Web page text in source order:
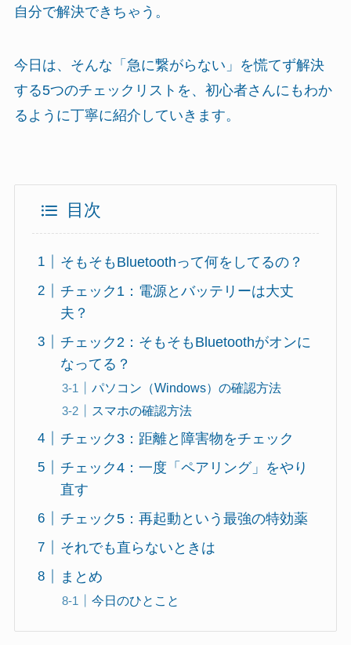
自分で解決できちゃう。
今日は、そんな「急に繋がらない」を慌てず解決
する5つのチェックリストを、初心者さんにもわか
るように丁寧に紹介していきます。
目次
そもそもBluetoothって何をしてるの？
チェック1：電源とバッテリーは大丈
夫？
チェック2：そもそもBluetoothがオンに
なってる？
パソコン（Windows）の確認方法
スマホの確認方法
チェック3：距離と障害物をチェック
チェック4：一度「ペアリング」をやり
直す
チェック5：再起動という最強の特効薬
それでも直らないときは
まとめ
今日のひとこと